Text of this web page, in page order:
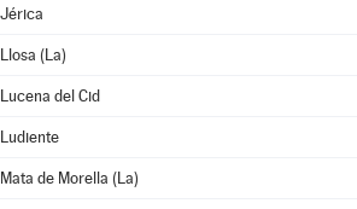
Jérica
Llosa (La)
Lucena del Cid
Ludiente
Mata de Morella (La)